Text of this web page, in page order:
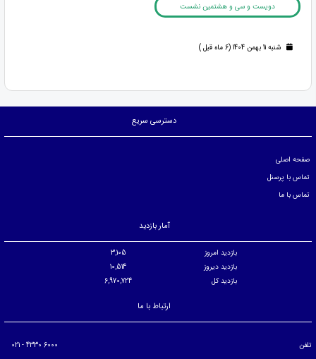
دویست و سی و هشتمین نشست
شنبه 11 بهمن 1404 (6 ماه قبل )
دسترسی سریع
صفحه اصلی
تماس با پرسنل
تماس با ما
آمار بازدید
بازدید امروز
3,105
بازدید دیروز
10,514
بازدید کل
6,970,724
ارتباط با ما
تلفن